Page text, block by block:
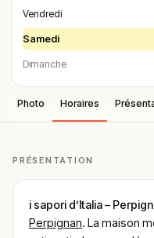
Vendredi
Samedi
Dimanche
Photo Horaires
PRÉSENTATION
i sapori d’Italia –
Perpignan. La maison